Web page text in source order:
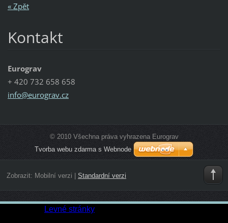
« Zpět
Kontakt
Eurograv
+ 420 732 658 658
info@eurograv.cz
© 2010 Všechna práva vyhrazena Eurograv
Tvorba webu zdarma s Webnode
Zobrazit: Mobilní verzi Standardní verzi
Levné stránky